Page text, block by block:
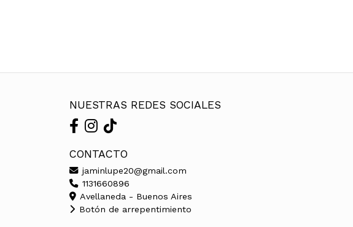
NUESTRAS REDES SOCIALES
CONTACTO
jaminlupe20@gmail.com
1131660896
Avellaneda - Buenos Aires
Botón de arrepentimiento